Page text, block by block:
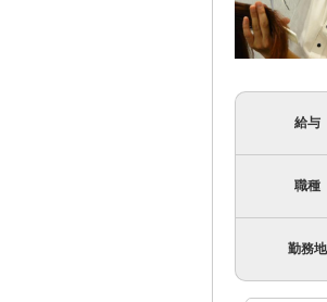
給与
職種
勤務地